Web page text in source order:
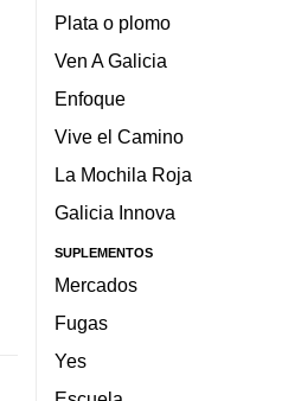
Plata o plomo
Ven A Galicia
Enfoque
Vive el Camino
La Mochila Roja
Galicia Innova
SUPLEMENTOS
Mercados
Fugas
Yes